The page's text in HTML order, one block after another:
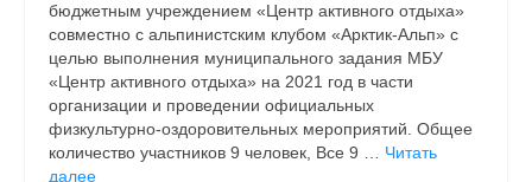
бюджетным учреждением «Центр активного отдыха»
совместно с альпинистским клубом «Арктик-Альп» с
целью выполнения муниципального задания МБУ
«Центр активного отдыха» на 2021 год в части
организации и проведении официальных
физкультурно-оздоровительных мероприятий. Общее
количество участников 9 человек, Все 9 … Читать
далее